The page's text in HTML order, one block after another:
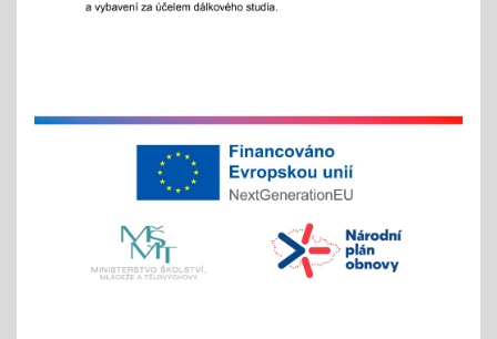
- letošní zápis do ZŠ pro 1. ročník školního roku
Chystáte se k zápisu?
nabízíme individuální prohlídky školy